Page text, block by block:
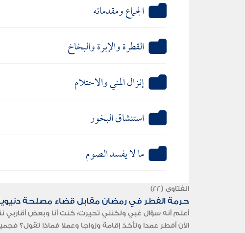
الجماع ومقدماته
القطرة والإبرة والبخاخ
إنزال المني والاحتلام
استنشاق البخور
ما لا يفسد الصوم
الفتاوى (22)
حرمة الفطر في رمضان مقابل قضاء مصلحة
أعلم أنه سؤال غبي ولكنني تحيرت: كنت أنا وبعض أقاربي
الآن أفطر عمدا وتأخذ إقامة وزواجا وعملا فماذا تقول؟